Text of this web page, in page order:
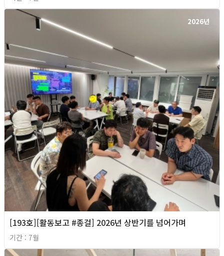
2026년
[193호][활동보고 #종걸] 2026년 상반기를 넘어가며
기간 : 7월